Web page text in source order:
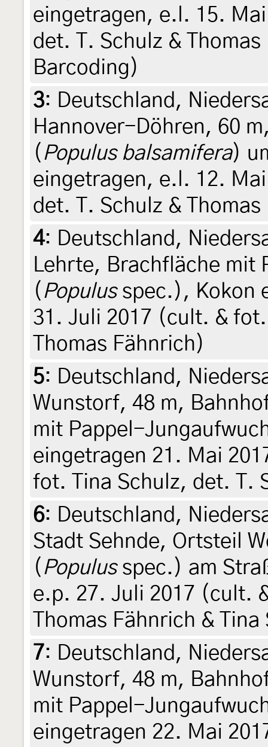
eingetragen, e.l. 15.
det. T. Schulz &
Barcoding)
3: Deutschland,
Hannover-Döhren, 60
( Populus balsamifera)
eingetragen, e.l. 12.
det. T. Schulz &
4: Deutschland,
Lehrte, Brachfläche mit
( Populusspec.), Kokon
31. Juli 2017 (cult. &
Thomas Fähnrich)
5: Deutschland,
Wunstorf, 48 m,
mit Pappel-
eingetragen 21. Mai
fot. Tina Schulz, det. T.
6: Deutschland,
Stadt Sehnde, Ortsteil
( Populusspec.) am
e.p. 27. Juli 2017 (cult.
Thomas Fähnrich & Tina
7: Deutschland,
Wunstorf, 48 m,
mit Pappel-
eingetragen 22. Mai